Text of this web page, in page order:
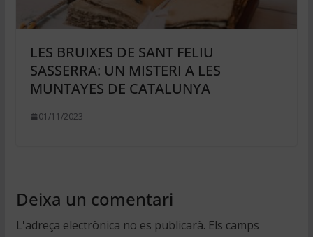
LES BRUIXES DE SANT FELIU
SASSERRA: UN MISTERI A LES
MUNTAYES DE CATALUNYA
01/11/2023
Deixa un comentari
L'adreça electrònica no es publicarà. Els camps